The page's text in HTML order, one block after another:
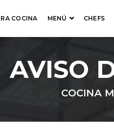
COCINA MENÚ CHEFS
AVISO
COCINA